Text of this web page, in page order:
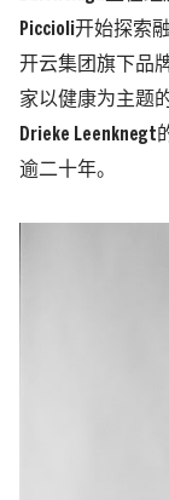
Piccioli开始探索
开云集团旗下品
家以健康为主题
Drieke
逾二十年。